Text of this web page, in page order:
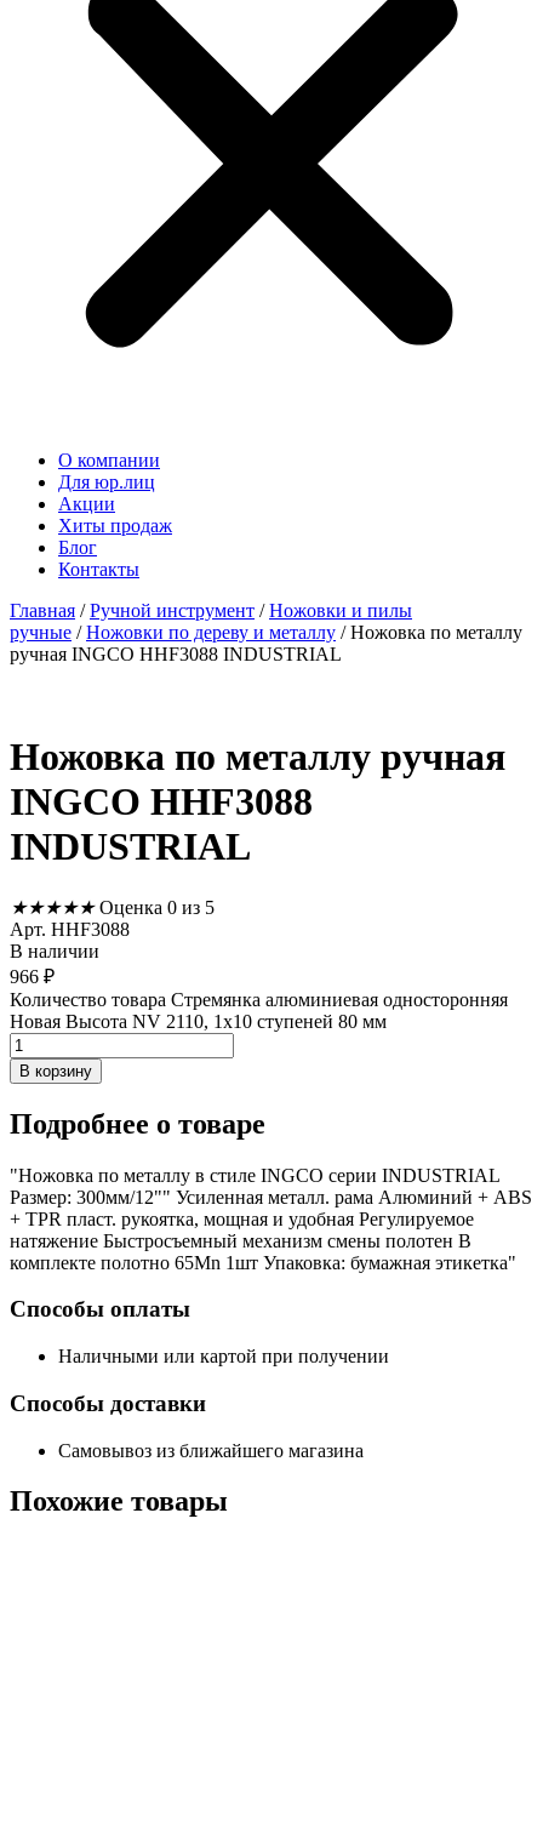
О компании
Для юр.лиц
Акции
Хиты продаж
Блог
Контакты
Главная /Ручной инструмент /Ножовки и пилы
ручные /Ножовки по дереву и металлу / Ножовка по металлу
ручная INGCO HHF3088 INDUSTRIAL
Ножовка по металлу ручная
INGCO HHF3088
INDUSTRIAL
★★★★★ Оценка 0 из 5
Арт. HHF3088
В наличии
966 ₽
Количество товара Стремянка алюминиевая односторонняя
Новая Высота NV 2110, 1х10 ступеней 80 мм
В корзину
Подробнее о товаре
"Ножовка по металлу в стиле INGCO серии INDUSTRIAL
Размер: 300мм/12"" Усиленная металл. рама Алюминий + ABS
+ TPR пласт. рукоятка, мощная и удобная Регулируемое
натяжение Быстросъемный механизм смены полотен В
комплекте полотно 65Mn 1шт Упаковка: бумажная этикетка"
Способы оплаты
Наличными или картой при получении
Способы доставки
Самовывоз из ближайшего магазина
Похожие товары